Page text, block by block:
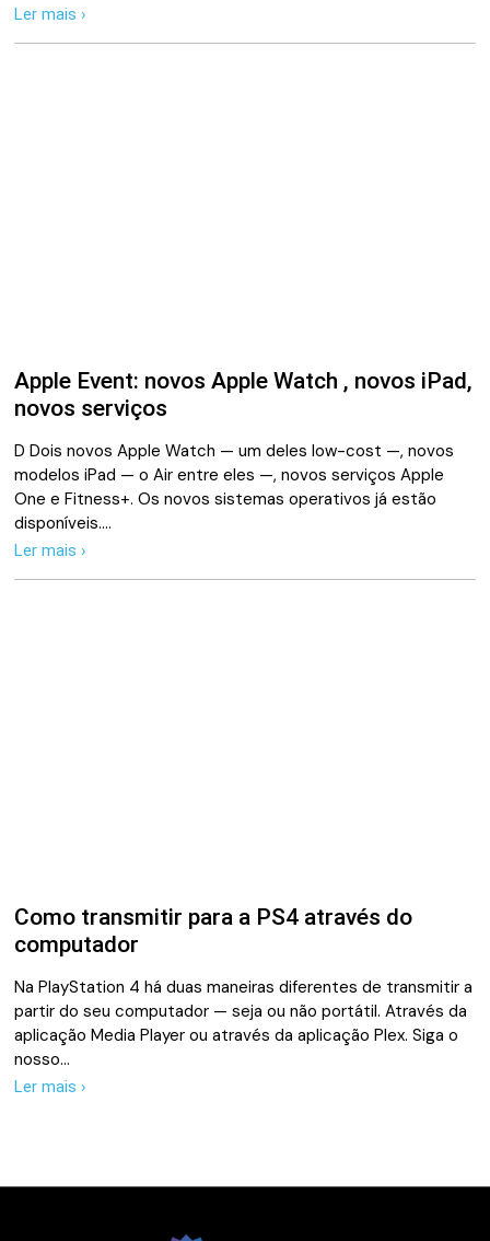
Ler mais ›
Apple Event: novos Apple Watch , novos iPad,
novos serviços
D Dois novos Apple Watch — um deles low-cost —, novos
modelos iPad — o Air entre eles —, novos serviços Apple
One e Fitness+. Os novos sistemas operativos já estão
disponíveis.…
Ler mais ›
Como transmitir para a PS4 através do
computador
Na PlayStation 4 há duas maneiras diferentes de transmitir a
partir do seu computador — seja ou não portátil. Através da
aplicação Media Player ou através da aplicação Plex. Siga o
nosso…
Ler mais ›